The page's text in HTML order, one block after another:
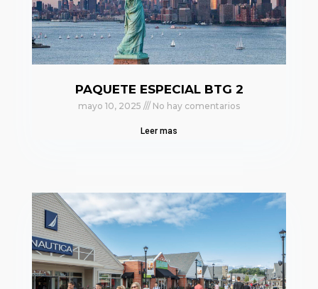
PAQUETE ESPECIAL BTG 2
mayo 10, 2025 No hay comentarios
Leer mas